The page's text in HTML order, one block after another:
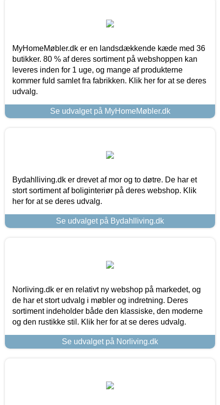
MyHomeMøbler.dk er en landsdækkende kæde med 36
butikker. 80 % af deres sortiment på webshoppen kan
leveres inden for 1 uge, og mange af produkterne
kommer fuld samlet fra fabrikken. Klik her for at se deres
udvalg.
Se udvalget på MyHomeMøbler.dk
Bydahlliving.dk er drevet af mor og to døtre. De har et
stort sortiment af boliginteriør på deres webshop. Klik
her for at se deres udvalg.
Se udvalget på Bydahlliving.dk
Norliving.dk er en relativt ny webshop på markedet, og
de har et stort udvalg i møbler og indretning. Deres
sortiment indeholder både den klassiske, den moderne
og den rustikke stil. Klik her for at se deres udvalg.
Se udvalget på Norliving.dk